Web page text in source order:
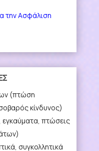
την Ασφάλιση
(πτώση
κίνδυνος)
εγκαύματα, πτώσεις
συγκολλητικά